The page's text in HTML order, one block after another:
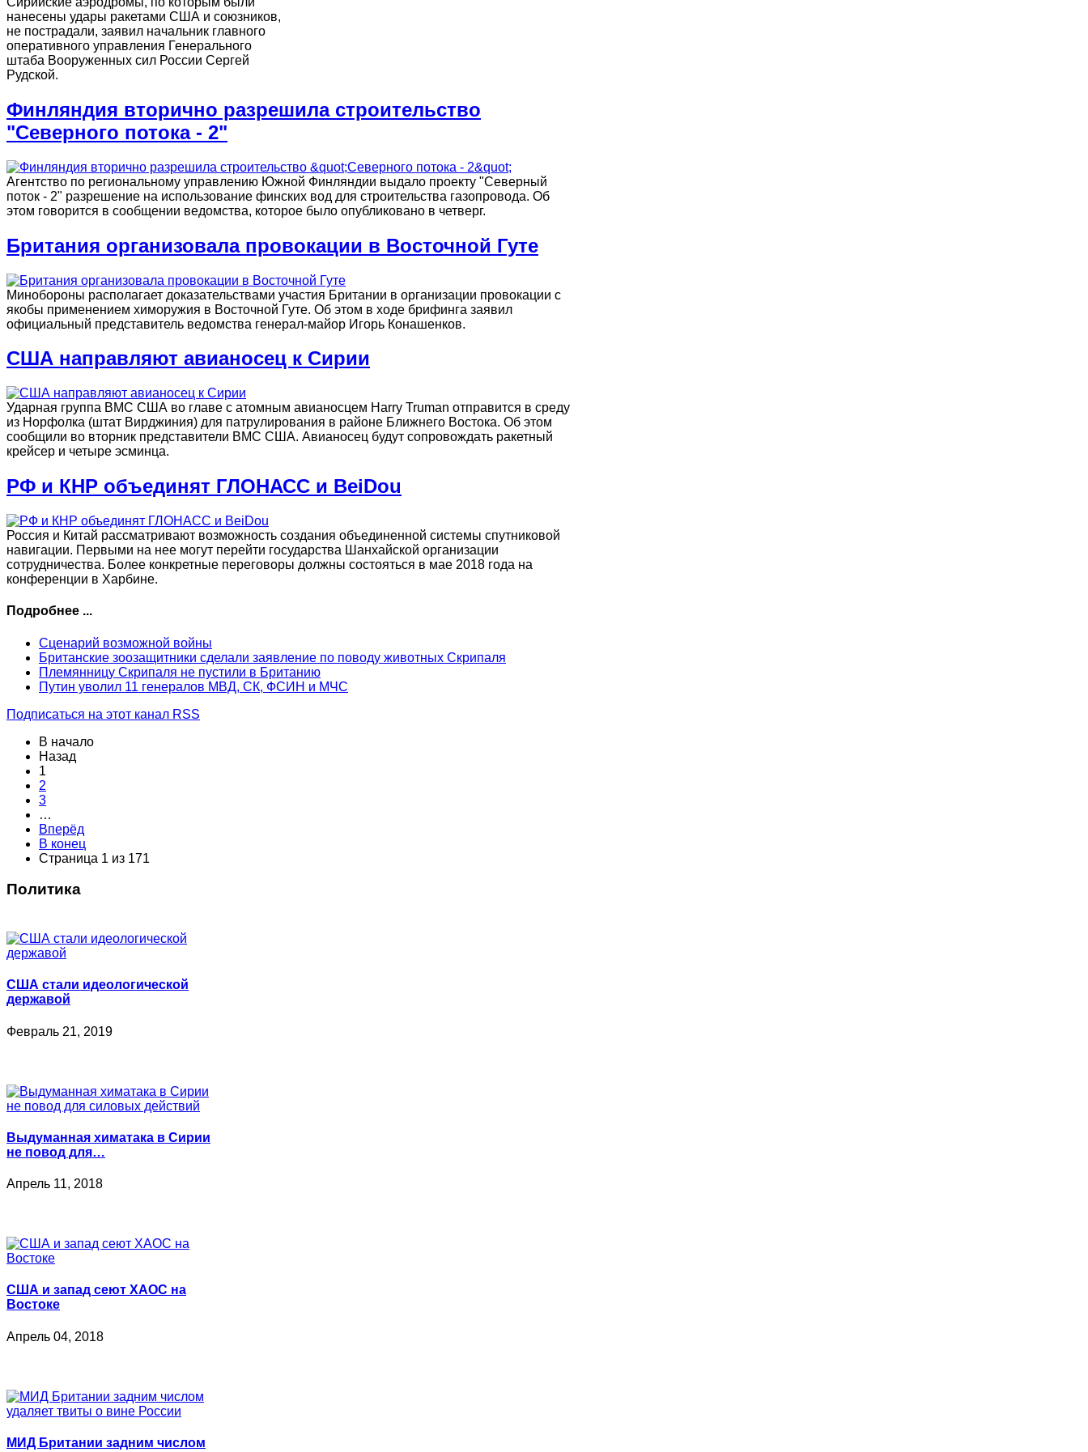
нанесены удары ракетами США и союзников,
не пострадали, заявил начальник главного
оперативного управления Генерального
штаба Вооруженных сил России Сергей
Рудской.
Финляндия вторично разрешила строительство
"Северного потока - 2"
Агентство по региональному управлению Южной Финляндии выдало проекту "Северный
поток - 2" разрешение на использование финских вод для строительства газопровода. Об
этом говорится в сообщении ведомства, которое было опубликовано в четверг.
Британия организовала провокации в Восточной Гуте
Минобороны располагает доказательствами участия Британии в организации провокации с
якобы применением химоружия в Восточной Гуте. Об этом в ходе брифинга заявил
официальный представитель ведомства генерал-майор Игорь Конашенков.
США направляют авианосец к Сирии
Ударная группа ВМС США во главе с атомным авианосцем Harry Truman отправится в среду
из Норфолка (штат Вирджиния) для патрулирования в районе Ближнего Востока. Об этом
сообщили во вторник представители ВМС США. Авианосец будут сопровождать ракетный
крейсер и четыре эсминца.
РФ и КНР объединят ГЛОНАСС и BeiDou
Россия и Китай рассматривают возможность создания объединенной системы спутниковой
навигации. Первыми на нее могут перейти государства Шанхайской организации
сотрудничества. Более конкретные переговоры должны состояться в мае 2018 года на
конференции в Харбине.
Подробнее ...
Сценарий возможной войны
Британские зоозащитники сделали заявление по поводу животных Скрипаля
Племянницу Скрипаля не пустили в Британию
Путин уволил 11 генералов МВД, СК, ФСИН и МЧС
Подписаться на этот канал RSS
В начало
Назад
1
2
3
…
Вперёд
В конец
Страница 1 из 171
Политика
США стали идеологической
державой
Февраль 21, 2019
Выдуманная химатака в Сирии
не повод для…
Апрель 11, 2018
США и запад сеют ХАОС на
Востоке
Апрель 04, 2018
МИД Британии задним числом